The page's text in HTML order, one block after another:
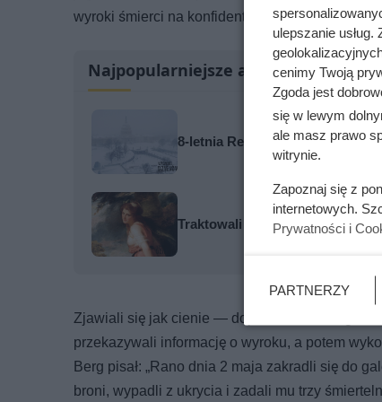
wyroki śmierci na konfidentach, zdrajcach,
Najpopularniejsze artykuły
8-letnia Relisha zapadła się
Traktowali ją jak zabawkę i
Zjawiali się jak cienie — dopadali skazanego
przekazywali informację o wyroku, a potem
Berg pisał: „Rano dnia 2 maja zakradli się do
broni, wypadli z ukrycia i zadali mu trzy
ulepszanie
cenimy Twoją
Zgoda jest
się w lewym
ale masz prawo
witrynie.
Zapoznaj się z
internetowych.
Prywatności i
PARTNERZY